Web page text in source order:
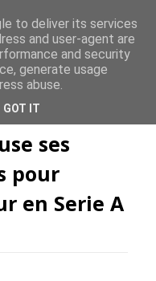
ses
pour
en Serie A
to deliver its services
and user-agent are
and security
generate usage
abuse.
GOT IT